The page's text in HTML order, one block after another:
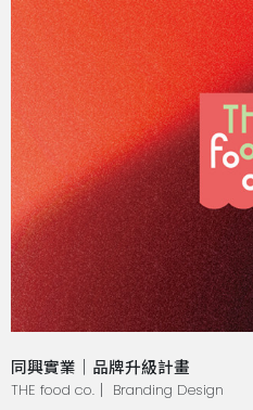
同興實業｜品牌升級計畫
THE food co.｜ Branding Design